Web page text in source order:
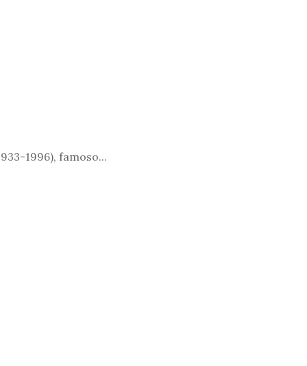
1996), famoso...